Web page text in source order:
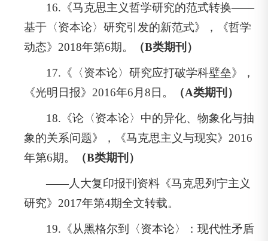
16.《马克思主义哲学研究的范式转换——
基于〈资本论〉研究引发的新范式》，《哲学
动态》2018年第6期。
（B类期刊）
17.《〈资本论〉研究应打破学科壁垒》，
《光明日报》2016年6月8日。
（A类期刊）
18.《论〈资本论〉中的异化、物象化与抽
象的关系问题》，《马克思主义与现实》2016
年第6期。
（B类期刊）
——人大复印报刊资料《马克思列宁主义
研究》2017年第4期全文转载。
19.《从黑格尔到〈资本论〉：现代性矛盾